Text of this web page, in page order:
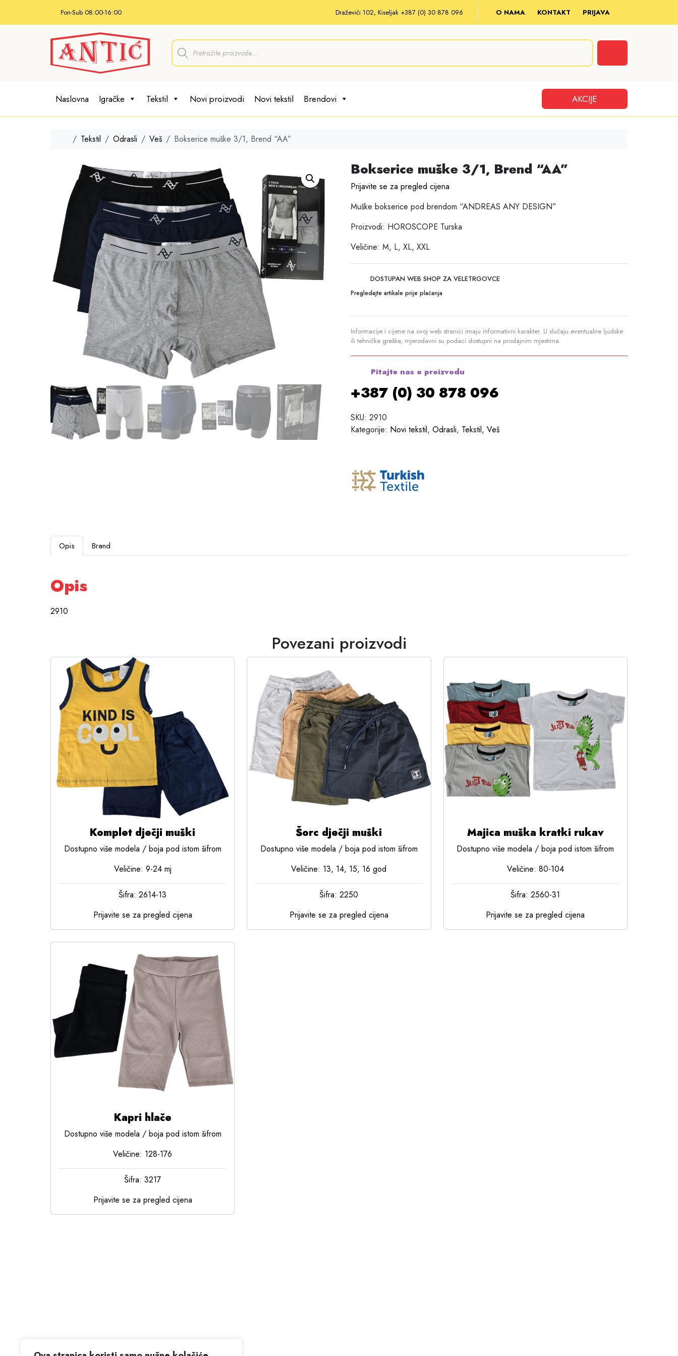
Pon-Sub 08:00-16:00 Draževići 102, Kiseljak +387 (0) 30 878 096 O NAMA KONTAKT PRIJAVA
P
d
s
e
c
Naslovna Igračke Tekstil Novi proizvodi Novi tekstil AKCIJE
Brendovi
HomeTekstil Odrasli Veš Bokserice muške 3/1, Brend “AA”
Bokserice muške 3/1, Brend “AA”
Prijavite se za pregled cijena
Muške bokserice pod brendom “ANDREAS ANY DESIGN”
Proizvodi: HOROSCOPE Turska
Veličine: M, L, XL, XXL
DOSTUPAN WEB SHOP ZA VELETRGOVCE
Pregledajte artikale prije plaćanja
Informacije i cijene na ovoj web stranici imaju informativni karakter. U slučaju eventualne ljudske
ili tehničke greške, mjerodavni su podaci dostupni na prodajnim mjestima
Pitajte nas o proizvodu
+387 (0) 30 878 096
SKU: 2910
Kategorije: Novi tekstil, Odrasli, Tekstil, Veš
Opis Brand
Opis
2910
Povezani proizvodi
Komplet dječji muški
Dostupno više modela / boja pod istom šifrom
Veličine: 9-24 mj
Šifra: 2614-13
Prijavite se za pregled cijena
Šorc dječji muški
Dostupno više modela / boja pod istom šifrom
Veličine: 13, 14, 15, 16 god
Šifra: 2250
Prijavite se za pregled cijena
Majica muška kratki rukav
Dostupno više modela / boja pod istom šifrom
Veličine: 80-104
Šifra: 2560-31
Prijavite se za pregled cijena
Kapri hlače
Dostupno više modela / boja pod istom šifrom
Veličine: 128-176
Šifra: 3217
Prijavite se za pregled cijena